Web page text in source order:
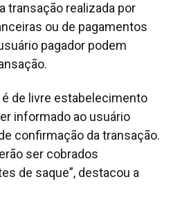
transação realizada por
ou de pagamentos
pagador podem
é de livre estabelecimento
informado ao usuário
confirmação da transação.
ser cobrados
de saque”, destacou a